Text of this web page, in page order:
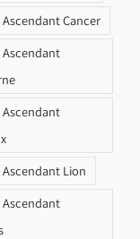
Cancer
Lion